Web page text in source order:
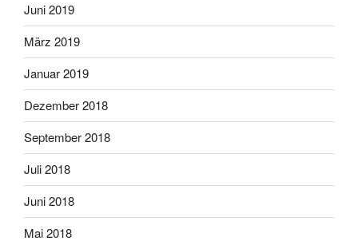
Juni 2019
März 2019
Januar 2019
Dezember 2018
September 2018
Juli 2018
Juni 2018
Mai 2018